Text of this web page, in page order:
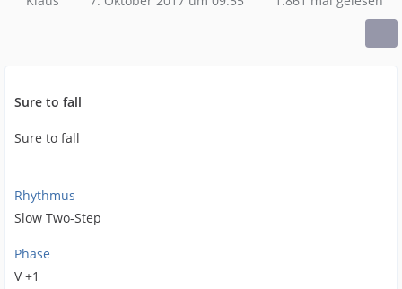
Sure to fall
Sure to fall
Rhythmus
Slow Two-Step
Phase
V +1